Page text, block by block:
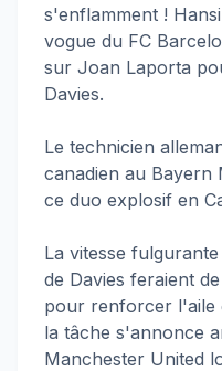
s'enflamment !
vogue du FC
sur Joan Laporta
Davies.
Le technicien
canadien au
ce duo explosif en
La vitesse
de Davies feraient
pour renforcer l'aile
la tâche s'annonce
Manchester United